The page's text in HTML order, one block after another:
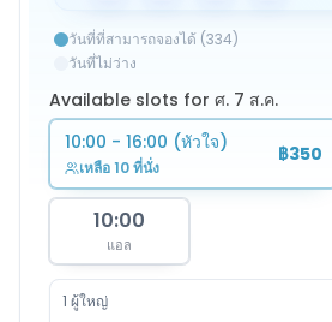
วันที่ที่สามารถจองได้ (334)
วันที่ไม่ว่าง
Available slots for ศ. 7 ส.ค.
10:00 - 16:00 (หัวใจ)
เหลือ 10 ที่นั่ง
฿350
10:00
แอล
1 ผู้ใหญ่